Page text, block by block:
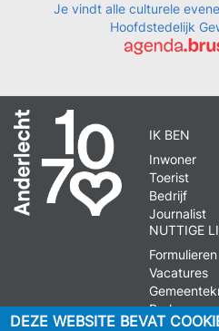
Je vindt alle culturele
Hoofdstedelijk
IK BEN
Inwoner
Toerist
Bedrijf
Journalist
NUTTIGE
Formulieren
Vacatures
Parkeren
DEZE WEBSITE BEVAT